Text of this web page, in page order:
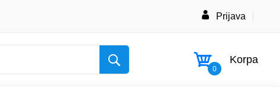
Prijava
0
Korpa